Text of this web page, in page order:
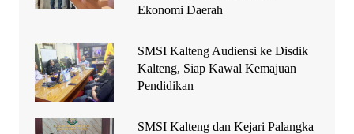
Ekonomi Daerah
SMSI Kalteng Audiensi ke Disdik
Kalteng, Siap Kawal Kemajuan
Pendidikan
SMSI Kalteng dan Kejari Palangka